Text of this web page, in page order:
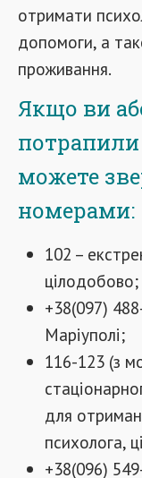
отримати
допомоги, а
проживання.
Якщо ви
потрапили
можете
номерами:
102 –
цілодобово;
+38(097)
Маріуполі;
116-123 (з
для
психолога,
+38(096)